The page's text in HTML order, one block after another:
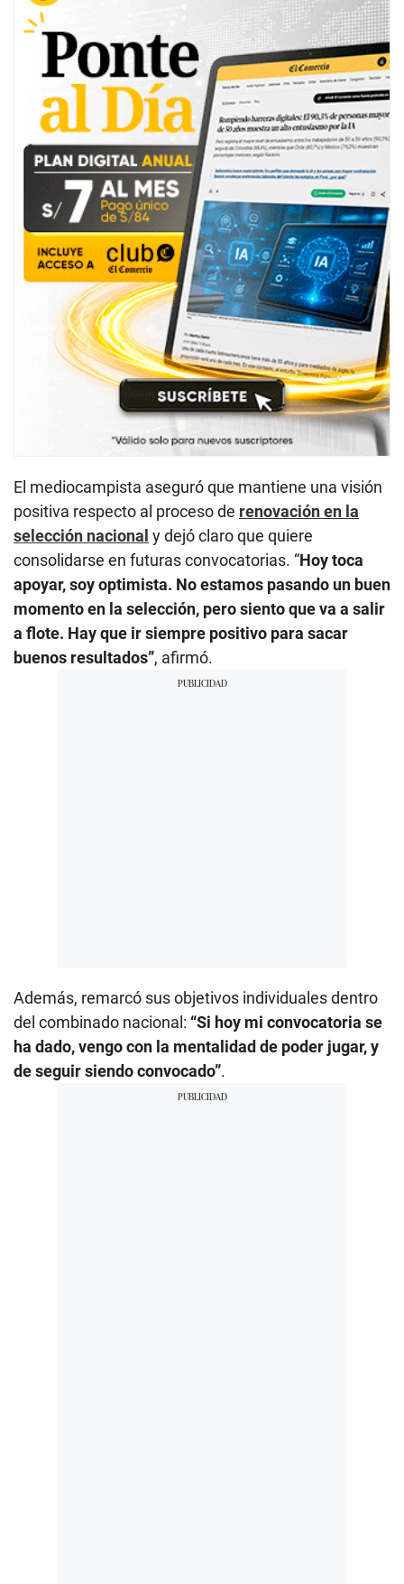
El mediocampista aseguró que mantiene una visión
positiva respecto al proceso de renovación en la
selección nacional y dejó claro que quiere
consolidarse en futuras convocatorias. “Hoy toca
apoyar, soy optimista. No estamos pasando un buen
momento en la selección, pero siento que va a salir
a flote. Hay que ir siempre positivo para sacar
buenos resultados”, afirmó.
Además, remarcó sus objetivos individuales dentro
del combinado nacional: “Si hoy mi convocatoria se
ha dado, vengo con la mentalidad de poder jugar, y
de seguir siendo convocado”.